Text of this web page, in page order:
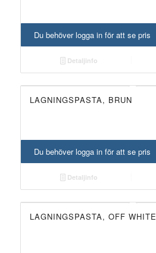
Du behöver logga in för att se pris
Detaljinfo
LAGNINGSPASTA, BRUN
Du behöver logga in för att se pris
Detaljinfo
LAGNINGSPASTA, OFF WHITE